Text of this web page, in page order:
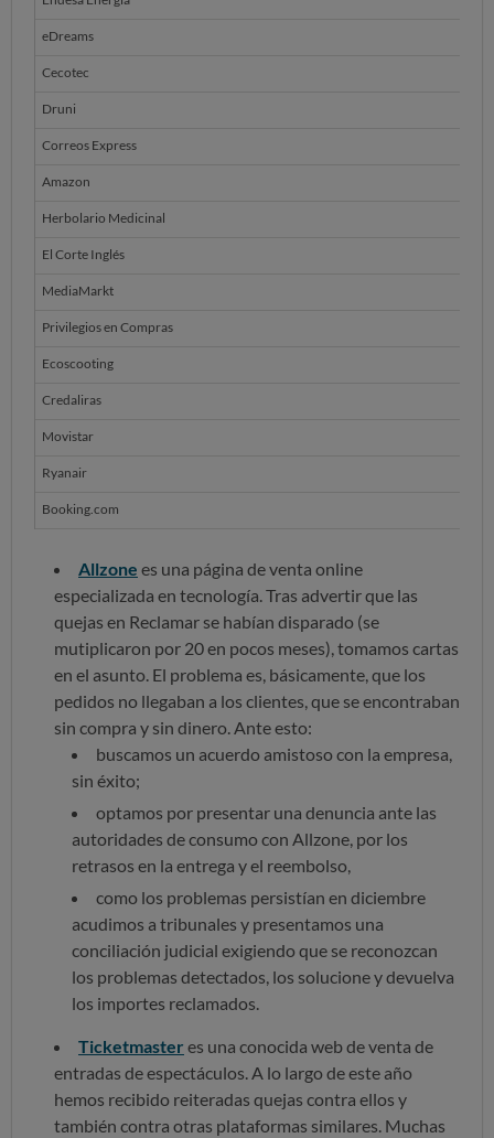
eDreams
Cecotec
Druni
Correos Express
Amazon
Herbolario Medicinal
El Corte Inglés
MediaMarkt
Privilegios en Compras
Ecoscooting
Credaliras
Movistar
Ryanair
Booking.com
Allzone es una página de venta online
especializada en tecnología. Tras advertir que las
quejas en Reclamar se habían disparado (se
mutiplicaron por 20 en pocos meses), tomamos cartas
en el asunto. El problema es, básicamente, que los
pedidos no llegaban a los clientes, que se encontraban
sin compra y sin dinero. Ante esto:
buscamos un acuerdo amistoso con la empresa,
sin éxito;
optamos por presentar una denuncia ante las
autoridades de consumo con Allzone, por los
retrasos en la entrega y el reembolso,
como los problemas persistían en diciembre
acudimos a tribunales y presentamos una
conciliación judicial exigiendo que se reconozcan
los problemas detectados, los solucione y devuelva
los importes reclamados.
Ticketmaster es una conocida web de venta de
entradas de espectáculos. A lo largo de este año
hemos recibido reiteradas quejas contra ellos y
también contra otras plataformas similares. Muchas